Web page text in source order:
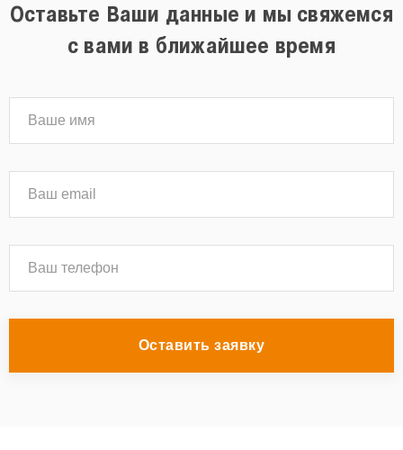
Оставьте Ваши данные и мы свяжемся
с вами в ближайшее время
Оставить заявку